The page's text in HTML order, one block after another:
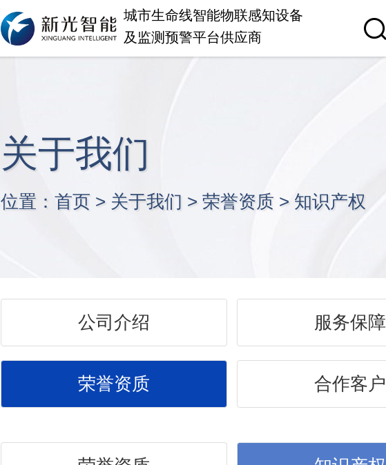
城市生命线智能物联感知设备
及监测预警平台供应商
关于我们
位置： 首页 > 关于我们 > 荣誉资质 > 知识产权
公司介绍 服务保障
荣誉资质 合作客户